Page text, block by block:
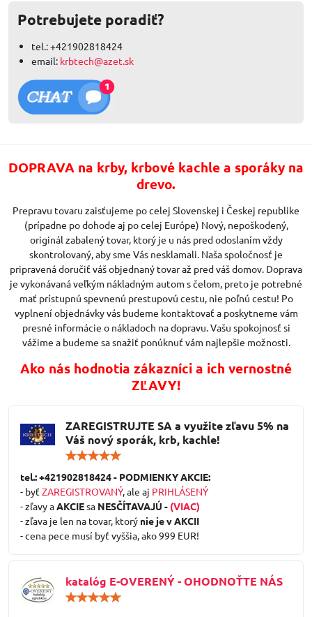
Potrebujete poradiť?
tel.: +421902818424
email: krbtech@azet.sk
DOPRAVA na krby, krbové kachle a sporáky na
drevo.
Prepravu tovaru zaisťujeme po celej Slovenskej i Českej republike
(prípadne po dohode aj po celej Európe) Nový, nepoškodený,
originál zabalený tovar, ktorý je u nás pred odoslaním vždy
skontrolovaný, aby sme Vás nesklamali. Naša spoločnosť je
pripravená doručiť váš objednaný tovar až pred váš domov. Doprava
je vykonávaná veľkým nákladným autom s čelom, preto je potrebné
mať prístupnú spevnenú prestupovú cestu, nie poľnú cestu! Po
vyplnení objednávky vás budeme kontaktovať a poskytneme vám
presné informácie o nákladoch na dopravu. Vašu spokojnosť si
vážime a budeme sa snažiť ponúknuť vám najlepšie možnosti.
Ako nás hodnotia zákazníci a ich vernostné
ZĽAVY!
ZAREGISTRUJTE SA a využite zľavu 5% na
Váš nový sporák, krb, kachle!
/
5
tel.: +421902818424 - PODMIENKY AKCIE:
- byť ZAREGISTROVANÝ, ale aj PRIHLÁSENÝ
- zľavy aAKCIEsa NESČÍTAVAJÚ - (VIAC)
- zľava je len na tovar, ktorý nie je v AKCII
- cena pece musí byť vyššia, ako 999 EUR!
katalóg E-OVERENÝ - OHODNOŤTE NÁS